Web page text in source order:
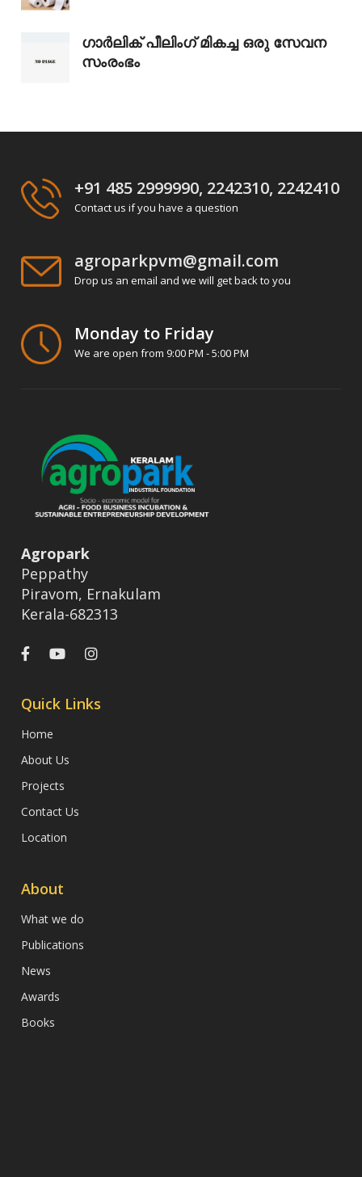
ഗാർലിക് പീലിംഗ് മികച്ച ഒരു സേവന
സംരംഭം
+91 485 2999990, 2242310, 2242410
Contact us if you have a question
agroparkpvm@gmail.com
Drop us an email and we will get back to you
Monday to Friday
We are open from 9:00 PM - 5:00 PM
Agropark
Peppathy
Piravom, Ernakulam
Kerala-682313
Quick Links
Home
About Us
Projects
Contact Us
Location
About
What we do
Publications
News
Awards
Books